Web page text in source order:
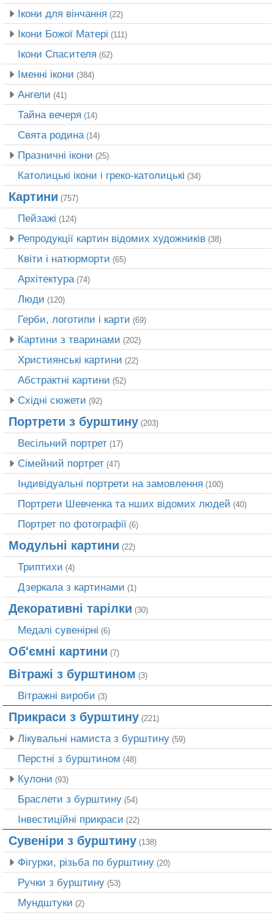
Ікони для вінчання (22)
Ікони Божої Матері (111)
Ікони Спасителя (62)
Іменні ікони (384)
Ангели (41)
Тайна вечеря (14)
Свята родина(14)
Празничні ікони (25)
Католицькі ікони і греко-католицькі (34)
Картини (757)
Пейзажі (124)
Репродукції картин відомих художників (38)
Квіти і натюрморти (65)
Архітектура(74)
Люди (120)
Герби, логотипи і карти (69)
Картини з тваринами (202)
Християнські картини (22)
Абстрактні картини (52)
Східні сюжети (92)
Портрети з бурштину (203)
Весільний портрет (17)
Сімейний портрет (47)
Індивідуальні портрети на замовлення (100)
Портрети Шевченка та нших відомих людей (40)
Портрет по фотографії (6)
Модульні картини (22)
Триптихи (4)
Дзеркала з картинами (1)
Декоративні тарілки (30)
Медалі сувенірні (6)
Об'ємні картини (7)
Вітражі з бурштином (3)
Вітражні вироби (3)
Прикраси з бурштину (221)
Лікувальні намиста з бурштину (59)
Перстні з бурштином (48)
Кулони (93)
Браслети з бурштину (54)
Інвестиційні прикраси (22)
Сувеніри з бурштину (138)
Фігурки, різьба по бурштину (20)
Ручки з бурштину (53)
Мундштуки (2)